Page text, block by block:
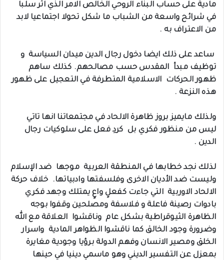
مادية على حساب البناء الروحي الخالص الامر الذي اثر سلبا
في شرائح واسعة من الشباب ما شكل تحولا اجتماعيا لابد
من الاعتراف به .
‏‎ ساعد على ذلك ايضا دخول رجال الدين ميدان السياسة و
توظيف مبدأ المقدس حسب مصالحهم. كذلك ساهم
ظهور الحركات الاسلامية المتطرفة في التعجيل على ظهور
هذه النزعة .
‏‎ولذلك مايميز بروز ظاهرة الالحاد في مجتمعاتنا انها تاتي
ليس من منظور فكري بل كردِ فعل على سلوكيات رجال
الدين .
‏‎لذلك نجد خطابها في المنطقة العربية موجها ضد الإسلام
وليست ضد الأديان الاخرى وفلسفتها وادبياتها. خلاف حركة
الالحاد الاوربية التي جاءت كفعلٍ واعٍ يمتلك وجهد فكري
بادوات رصينة فاعلة و فلاسفة ومصلحين وقفوا بوجه
الظاهرة الثيوقراطية بشكل عام وناقشوا العلاقة مع الله
وضرورة وجود الخالق كما ناقشوا الظواهر المادية واسرار
الخلق ومصير الانسان وفهم الدولة برؤيا وجودية مغايرة
بمعزل عن التفسير الديني وهو ماسمي دينيا في حينها